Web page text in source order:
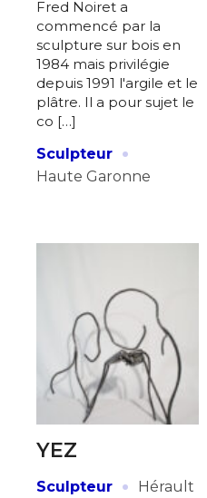
Adresse email*
Nom
Fred Noiret a
commencé par la
sculpture sur bois en
1984 mais privilégie
depuis 1991 l'argile et le
plâtre. Il a pour sujet le
co […]
Sculpteur ·
Haute Garonne
YEZ
Sculpteur · Hérault